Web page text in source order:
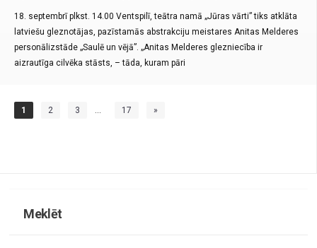
18. septembrī plkst. 14.00 Ventspilī, teātra namā „Jūras vārti” tiks atklāta
latviešu gleznotājas, pazīstamās abstrakciju meistares Anitas Melderes
personālizstāde „Saulē un vējā”. „Anitas Melderes glezniecība ir
aizrautīga cilvēka stāsts, – tāda, kuram pāri
1 2 3 17 »
Meklēt